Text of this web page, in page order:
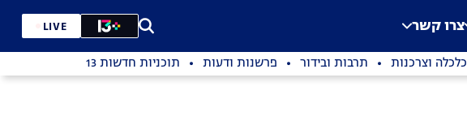
צרו קשר LIVE
כלכלה וצרכנות תרבות ובידור פרשנות ודעות תוכניות חדשות 13